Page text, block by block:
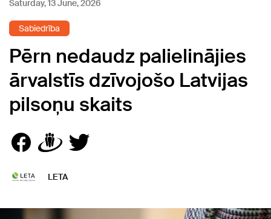
Saturday, 13 June, 2026
Sabiedrība
Pērn nedaudz palielinājies
ārvalstīs dzīvojošo Latvijas
pilsoņu skaits
LETA